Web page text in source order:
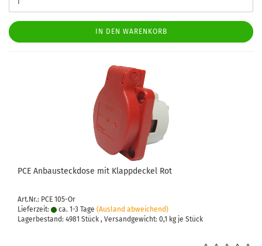
IN DEN WARENKORB
PCE An­bau­steck­do­se mit Klapp­de­ckel Rot
Art.Nr.: PCE 105-Or
Lieferzeit:
ca. 1-3 Tage (Ausland abweichend)
Lagerbestand: 4981 Stück , Versandgewicht: 0,1 kg je Stück